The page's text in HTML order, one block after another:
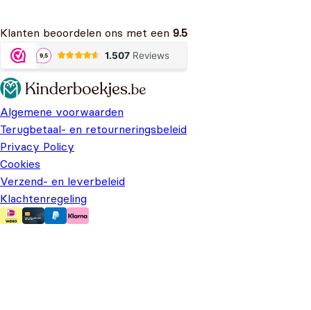
Klanten beoordelen ons met een 9.5
Algemene voorwaarden
Terugbetaal- en retourneringsbeleid
Privacy Policy
Cookies
Verzend- en leverbeleid
Klachtenregeling